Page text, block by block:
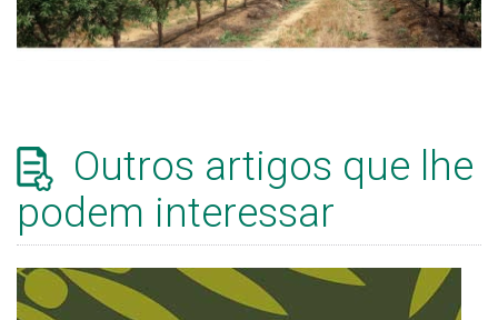
Outros artigos que lhe
podem interessar